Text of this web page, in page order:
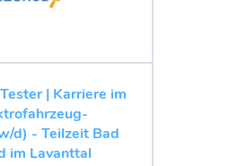
| Karriere im
d) - Teilzeit Bad
im Lavanttal